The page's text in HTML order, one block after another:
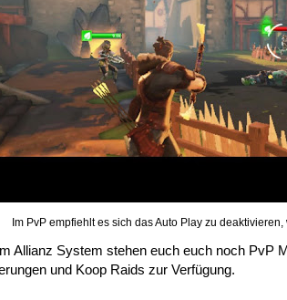
Im PvP empfiehlt es sich das Auto Play zu
Allianz System stehen euch euch noch PvP
und Koop Raids zur Verfügung.